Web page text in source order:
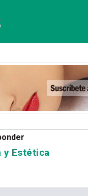
y Estética